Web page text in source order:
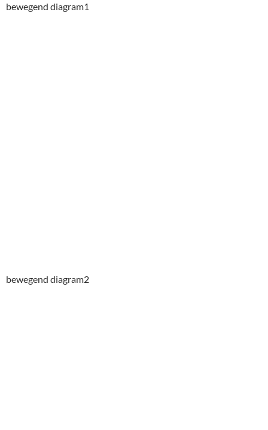
bewegend diagram1
bewegend diagram2